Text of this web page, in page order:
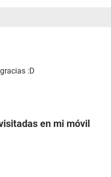
:D
en mi móvil